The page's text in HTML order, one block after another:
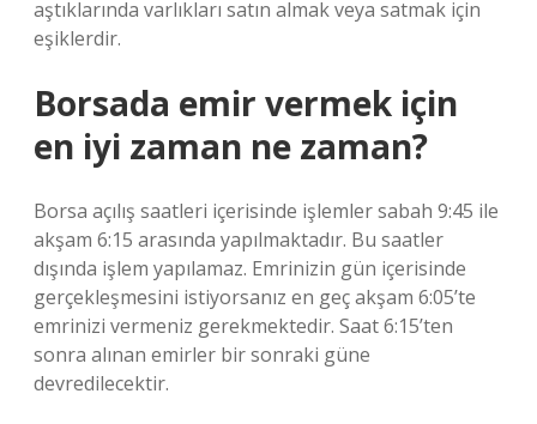
aştıklarında varlıkları satın almak veya satmak için
eşiklerdir.
Borsada emir vermek için
en iyi zaman ne zaman?
Borsa açılış saatleri içerisinde işlemler sabah 9:45 ile
akşam 6:15 arasında yapılmaktadır. Bu saatler
dışında işlem yapılamaz. Emrinizin gün içerisinde
gerçekleşmesini istiyorsanız en geç akşam 6:05’te
emrinizi vermeniz gerekmektedir. Saat 6:15’ten
sonra alınan emirler bir sonraki güne
devredilecektir.